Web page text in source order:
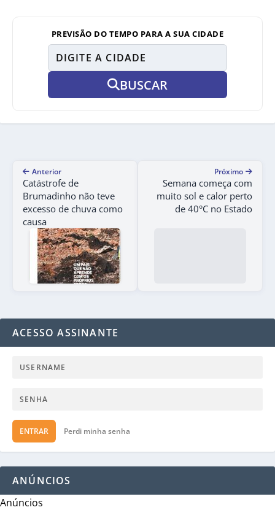
PREVISÃO DO TEMPO PARA A SUA CIDADE
BUSCAR
Anterior
Catástrofe de
Brumadinho não teve
excesso de chuva como
causa
Próximo
Semana começa com
muito sol e calor perto
de 40°C no Estado
ACESSO ASSINANTE
ENTRAR Perdi minha senha
ANÚNCIOS
Anúncios